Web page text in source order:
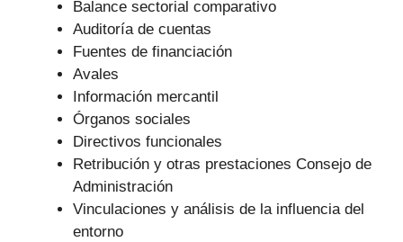
Balance sectorial comparativo
Auditoría de cuentas
Fuentes de financiación
Avales
Información mercantil
Órganos sociales
Directivos funcionales
Retribución y otras prestaciones Consejo de
Administración
Vinculaciones y análisis de la influencia del
entorno